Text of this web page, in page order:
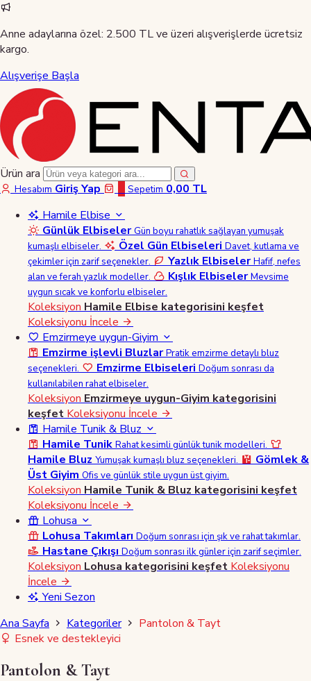
Anne adaylarına özel: 2.500 TL ve üzeri alışverişlerde ücretsiz
kargo.
Alışverişe Başla
Ürün ara
Hesabım Giriş Yap Sepetim 0,00 TL
Hamile Elbise
Günlük Elbiseler Gün boyu rahatlık sağlayan yumuşak
kumaşlı elbiseler.
Özel Gün Elbiseleri Davet, kutlama ve
çekimler için zarif seçenekler.
Yazlık Elbiseler Hafif, nefes
alan ve ferah yazlık modeller.
Kışlık Elbiseler Mevsime
uygun sıcak ve konforlu elbiseler.
Koleksiyon Hamile Elbise kategorisini keşfet
Koleksiyonu İncele
Emzirmeye uygun-Giyim
Emzirme işlevli Bluzlar Pratik emzirme detaylı bluz
seçenekleri.
Emzirme Elbiseleri Doğum sonrası da
kullanılabilen rahat elbiseler.
Koleksiyon Emzirmeye uygun-Giyim kategorisini
keşfet Koleksiyonu İncele
Hamile Tunik & Bluz
Hamile Tunik Rahat kesimli günlük tunik modelleri.
Hamile Bluz Yumuşak kumaşlı bluz seçenekleri.
Gömlek &
Üst Giyim Ofis ve günlük stile uygun üst giyim.
Koleksiyon Hamile Tunik & Bluz kategorisini keşfet
Koleksiyonu İncele
Lohusa
Lohusa Takımları Doğum sonrası için şık ve rahat takımlar.
Hastane Çıkışı Doğum sonrası ilk günler için zarif seçimler.
Koleksiyon Lohusa kategorisini keşfet Koleksiyonu
İncele
Yeni Sezon
Ana Sayfa
Kategoriler
Pantolon & Tayt
Esnek ve destekleyici
Pantolon & Tayt